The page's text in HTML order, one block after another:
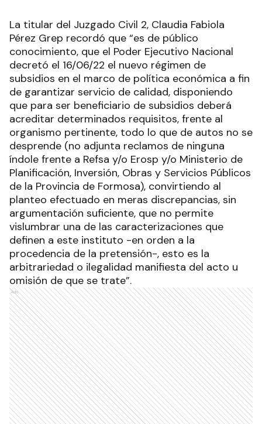
La titular del Juzgado Civil 2, Claudia Fabiola
Pérez Grep recordó que “es de público
conocimiento, que el Poder Ejecutivo Nacional
decretó el 16/06/22 el nuevo régimen de
subsidios en el marco de política económica a fin
de garantizar servicio de calidad, disponiendo
que para ser beneficiario de subsidios deberá
acreditar determinados requisitos, frente al
organismo pertinente, todo lo que de autos no se
desprende (no adjunta reclamos de ninguna
índole frente a Refsa y/o Erosp y/o Ministerio de
Planificación, Inversión, Obras y Servicios Públicos
de la Provincia de Formosa), convirtiendo al
planteo efectuado en meras discrepancias, sin
argumentación suficiente, que no permite
vislumbrar una de las caracterizaciones que
definen a este instituto -en orden a la
procedencia de la pretensión-, esto es la
arbitrariedad o ilegalidad manifiesta del acto u
omisión de que se trate”.
Ads